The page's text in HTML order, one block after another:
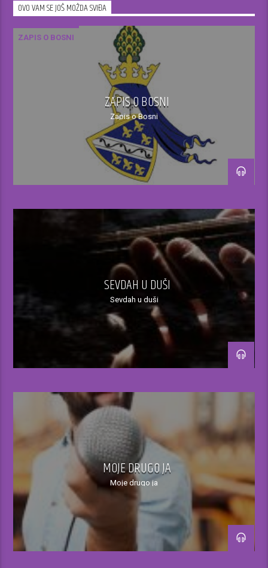
pažnju pridajemo događajima bitnim za „obične“
Muzika kao najjači adut radija, za ovaj dio programa
podijeljena je u dva dijela: od 7 do 8.30 sevdah, od
8.30 do 10 sati narodna muzika.
–Vremenska prognoza, Izvještaj o stanju na putevima
-„Sarajevo Info“
– Sevdalinke po želji slušatelja
-„Dobre vijesti“- pozitivna BiH
-„Berza rada“ Kalman radija – poslovne ponude naših
komitenata
– Mali oglasi
-Reklamni oglasi
10.00h
Odjava Jutarnjeg programa i najava Teme dana
OVO VAM SE JOŠ MOŽDA SVIĐA
ZAPIS O BOSNI
ZAPIS O BOSNI
Zapis o Bosni
SEVDAH U DUŠI
Sevdah u duši
MOJE DRUGO JA
Moje drugo ja